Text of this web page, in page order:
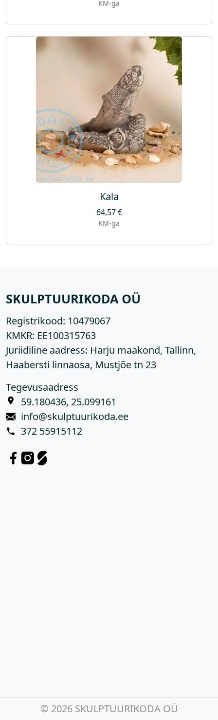
KM-ga
Kala
64,57€
KM-ga
SKULPTUURIKODA OÜ
Registrikood: 10479067
KMKR: EE100315763
Juriidiline aadress: Harju maakond, Tallinn,
Haabersti linnaosa, Mustjõe tn 23
Tegevusaadress
59.180436, 25.099161
info@skulptuurikoda.ee
372 55915112
© 2026 SKULPTUURIKODA OÜ